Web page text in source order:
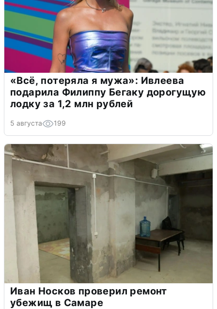
«Всё, потеряла я мужа»: Ивлеева
подарила Филиппу Бегаку дорогущую
лодку за 1,2 млн рублей
5 августа 199
Иван Носков проверил ремонт
убежищ в Самаре